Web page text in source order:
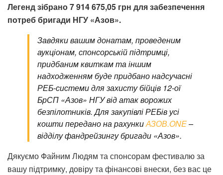
Легенд зібрано 7 914 675,05 грн для забезпечення
потреб бригади НГУ «Азов».
Завдяки вашим донатам, проведеним
аукціонам, спонсорській підтримці,
придбаним квиткам та іншим
надходженням буде придбано надсучасні
РЕБ-системи для захисту бійців 12-ої
БрСП «Азов» НГУ від атак ворожих
безпілотників. Для закупівлі РЕБів усі
кошти передано на рахункиАЗОВ.ONE–
відділу фандрейзингу бригади «Азов».
Дякуємо Файним Людям та спонсорам фестивалю за
вашу підтримку, довіру та фінансові внески, без вас це